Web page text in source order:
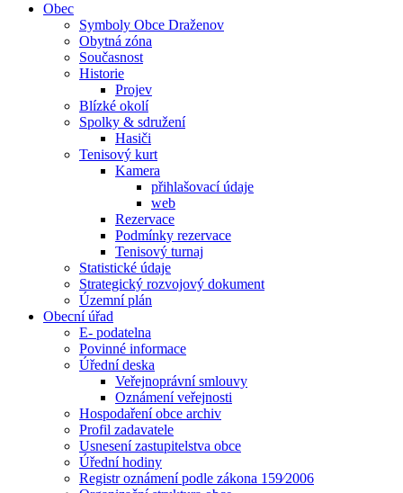
Obec
Symboly Obce Draženov
Obytná zóna
Současnost
Historie
Projev
Blízké okolí
Spolky & sdružení
Hasiči
Tenisový kurt
Kamera
přihlašovací údaje
web
Rezervace
Podmínky rezervace
Tenisový turnaj
Statistické údaje
Strategický rozvojový dokument
Územní plán
Obecní úřad
E- podatelna
Povinné informace
Úřední deska
Veřejnoprávní smlouvy
Oznámení veřejnosti
Hospodaření obce archiv
Profil zadavatele
Usnesení zastupitelstva obce
Úřední hodiny
Registr oznámení podle zákona 159⁄2006